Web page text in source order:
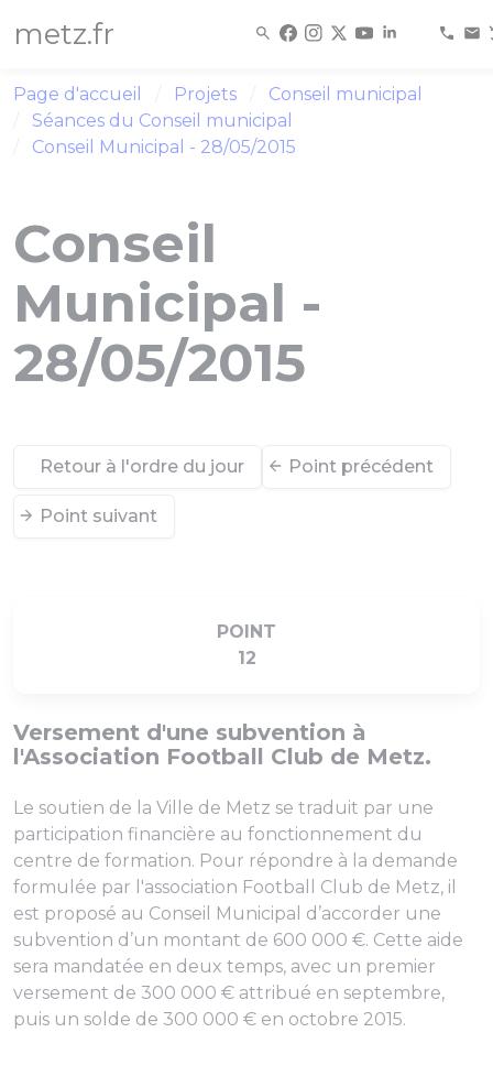
metz.fr
Page d'accueil Projets
Conseil municipal
Séances du Conseil municipal
Conseil Municipal - 28/05/2015
Conseil
Municipal -
28/05/2015
Retour à l'ordre du jour Point précédent
Point suivant
POINT
12
Versement d'une subvention à
l'Association Football Club de Metz.
Le soutien de la Ville de Metz se traduit par une
participation financière au fonctionnement du
centre de formation. Pour répondre à la demande
formulée par l'association Football Club de Metz, il
est proposé au Conseil Municipal d’accorder une
subvention d’un montant de 600 000 €. Cette aide
sera mandatée en deux temps, avec un premier
versement de 300 000 € attribué en septembre,
puis un solde de 300 000 € en octobre 2015.